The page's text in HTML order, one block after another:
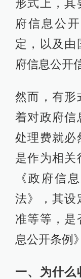
形式上，其
府信息公
定，以及由
府信息公开
然而，有形
着对政府信
处理费就必
是作为相关
《政府信
法》，其设
准等等，是
息公开条例
一、为什么